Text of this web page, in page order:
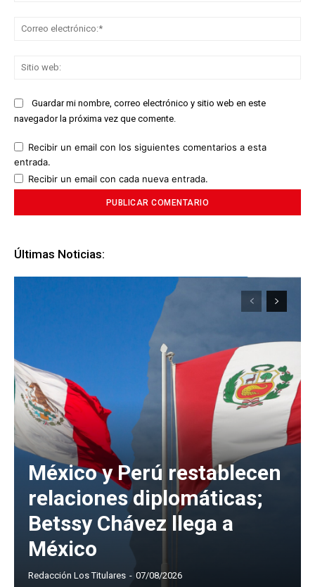
Guardar mi nombre, correo electrónico y sitio web en este
navegador la próxima vez que comente.
Recibir un email con los siguientes comentarios a esta
entrada.
Recibir un email con cada nueva entrada.
Últimas Noticias:
México y Perú restablecen
relaciones diplomáticas;
Betssy Chávez llega a
México
Redacción Los Titulares - 07/08/2026